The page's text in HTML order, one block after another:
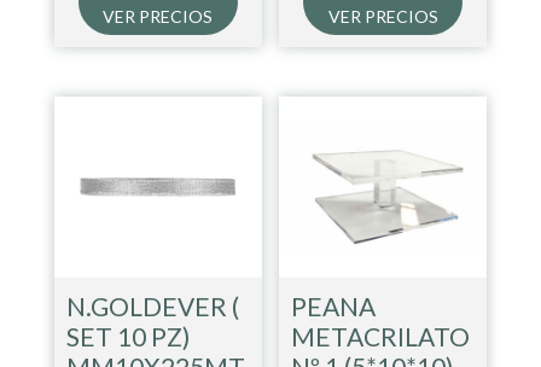
VER PRECIOS
VER PRECIOS
N.GOLDEVER (
SET 10 PZ)
PEANA
METACRILATO